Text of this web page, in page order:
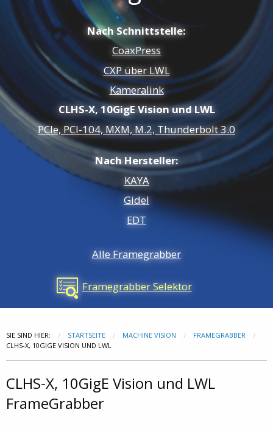
Nach Schnittstelle:
CoaxPress
CXP über LWL
Kameralink
CLHS-X, 10GigE Vision und LWL
PCIe, PCI-104, MXM, M.2, Thunderbolt 3.0
Nach Hersteller:
KAYA
Gidel
EDT
Alle Framegrabber
Framegrabber Selektor
SIE SIND HIER: STARTSEITE MACHINE VISION
FRAMEGRABBER
CLHS-X, 10GIGE VISION UND LWL
CLHS-X, 10GigE Vision und LWL
FrameGrabber